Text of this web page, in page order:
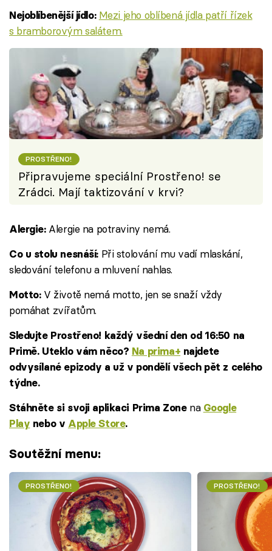
Nejoblíbenější jídlo: Mezi jeho oblíbená jídla patří řízek
s bramborovým salátem.
PROSTŘENO!
Připravujeme speciální Prostřeno! se
Zrádci. Mají taktizování v krvi?
Alergie:Alergie na potraviny nemá.
Co u stolu nesnáší:Při stolování mu vadí mlaskání,
sledování telefonu a mluvení nahlas.
Motto:V životě nemá motto, jen se snaží vždy
pomáhat zvířatům.
Sledujte Prostřeno! každý všední den od 16:50 na
Primě. Uteklo vám něco? Na prima+ najdete
odvysílané epizody a už v pondělí všech pět z celého
týdne.
Stáhněte si svoji aplikaci Prima Zone na Google
Play nebo v Apple Store.
Soutěžní menu:
PROSTŘENO! PROSTŘENO!